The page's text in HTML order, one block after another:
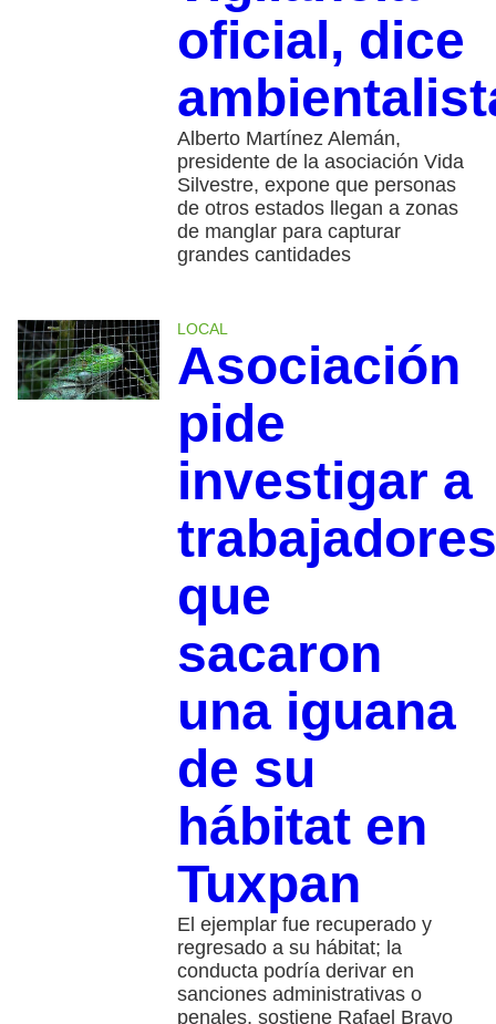
oficial, dice
Alberto Martínez Alemán,
presidente de la asociación Vida
Silvestre, expone que personas
de otros estados llegan a zonas
de manglar para capturar
grandes cantidades
LOCAL
Asociación
pide
investigar a
trabajadores
que
sacaron
una iguana
de su
hábitat en
Tuxpan
El ejemplar fue recuperado y
regresado a su hábitat; la
conducta podría derivar en
sanciones administrativas o
penales, sostiene Rafael Bravo